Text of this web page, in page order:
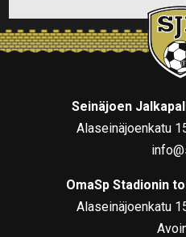
Seinäjoen
Alaseinäjoenkatu
OmaSp Stadionin
Alaseinäjoenkatu